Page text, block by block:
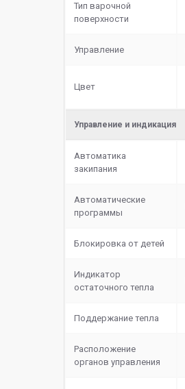
Тип варочной
поверхности
Управление
Цвет
Управление и индикация
Автоматика
закипания
Автоматические
программы
Блокировка от детей
Индикатор
остаточного тепла
Поддержание тепла
Расположение
органов управления